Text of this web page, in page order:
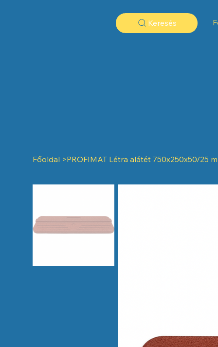
Keresés
Főoldal >PROFIMAT Létra alátét 750x250x50/25